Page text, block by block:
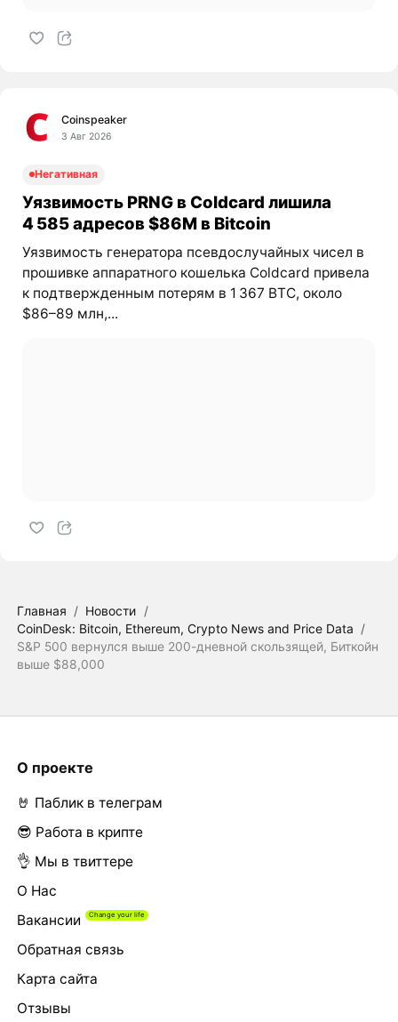
Coinspeaker
3 Авг 2026
Негативная
Уязвимость PRNG в Coldcard лишила
4 585 адресов $86M в Bitcoin
Уязвимость генератора псевдослучайных чисел в
прошивке аппаратного кошелька Coldcard привела
к подтвержденным потерям в 1 367 BTC, около
$86–89 млн,...
Главная / Новости /
CoinDesk: Bitcoin, Ethereum, Crypto News and Price Data /
S&P 500 вернулся выше 200-дневной скользящей, Биткойн
выше $88,000
О проекте
🤘 Паблик в телеграм
😎 Работа в крипте
👌 Мы в твиттере
О Нас
Вакансии
Обратная связь
Карта сайта
Отзывы